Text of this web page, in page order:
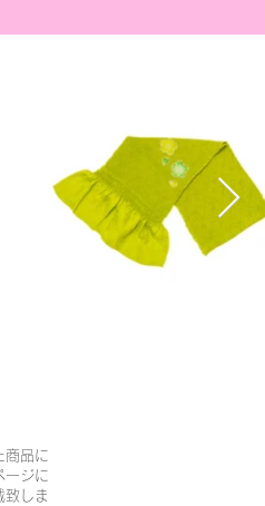
商品に
ージに
致しま